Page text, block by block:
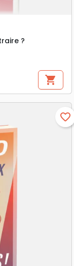
?
shopping_cart
favorite_border